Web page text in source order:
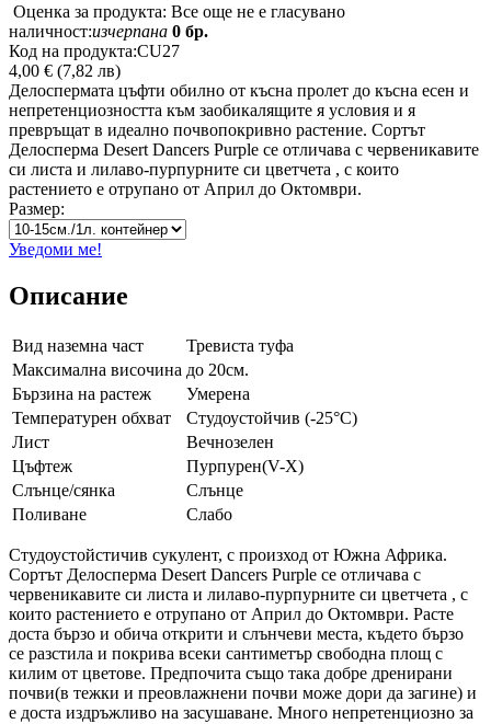
Оценка за продукта: Все още не е гласувано
наличност:изчерпана 0 бр.
Код на продукта:CU27
4,00 € (7,82 лв)
Делоспермата цъфти обилно от късна пролет до късна есен и
непретенциозността към заобикалящите я условия и я
превръщат в идеално почвопокривно растение. Сортът
Делосперма Desert Dancers Purple се отличава с червеникавите
си листа и лилаво-пурпурните си цветчета , с които
растението е отрупано от Април до Октомври.
Размер:
Уведоми ме!
Описание
Вид наземна част
Тревиста туфа
Максимална височина до 20см.
Бързина на растеж
Умерена
Температурен обхват
Студоустойчив (-25°C)
Лист
Вечнозелен
Цъфтеж
Пурпурен(V-X)
Слънце/сянка
Слънце
Поливане
Слабо
Студоустойстичив сукулент, с произход от Южна Африка.
Сортът Делосперма Desert Dancers Purple се отличава с
червеникавите си листа и лилаво-пурпурните си цветчета , с
които растението е отрупано от Април до Октомври. Расте
доста бързо и обича открити и слънчеви места, където бързо
се разстила и покрива всеки сантиметър свободна площ с
килим от цветове. Предпочита също така добре дренирани
почви(в тежки и преовлажнени почви може дори да загине) и
е доста издръжливо на засушаване. Много непретенциозно за